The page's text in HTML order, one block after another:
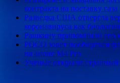
контракта на поставку газа
Разведка США отвергла
коронавируса как
Рашкину припомнили его
POCO зовет пообщаться
на анонс M4 Pro
Ученые открыли